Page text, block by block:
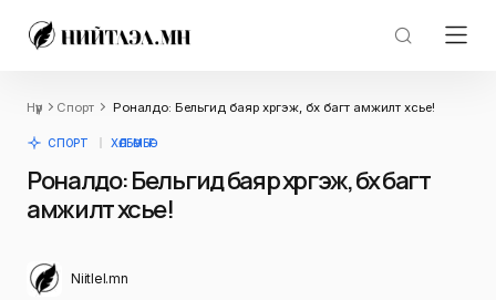
Нүүр Спорт Роналдо: Бельгид баяр хүргэж, бүх багт амжилт хүсье!
СПОРТ ХӨЛБӨМБӨГ
Роналдо: Бельгид баяр хүргэж, бүх багт
амжилт хүсье!
Niitlel.mn